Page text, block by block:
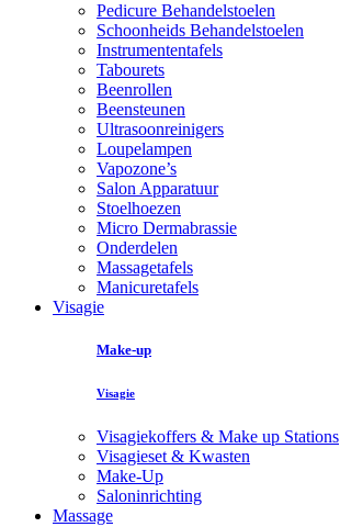
Pedicure Behandelstoelen
Schoonheids Behandelstoelen
Instrumententafels
Tabourets
Beenrollen
Beensteunen
Ultrasoonreinigers
Loupelampen
Vapozone’s
Salon Apparatuur
Stoelhoezen
Micro Dermabrassie
Onderdelen
Massagetafels
Manicuretafels
Visagie
Make-up
Visagie
Visagiekoffers & Make up Stations
Visagieset & Kwasten
Make-Up
Saloninrichting
Massage